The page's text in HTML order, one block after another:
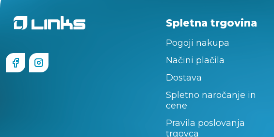
Spletna trgovina
Pogoji nakupa
Načini plačila
Dostava
Spletno naročanje in
cene
Pravila poslovanja
trgovca